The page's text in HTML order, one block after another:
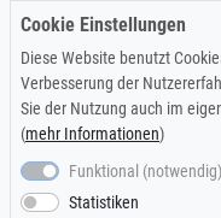
Impressum |
Cookie Einstellungen
Diese Website benutzt
Verbesserung der
Sie der Nutzung auch im
(mehr Informationen)
Funktional (notwendig)
Statistiken